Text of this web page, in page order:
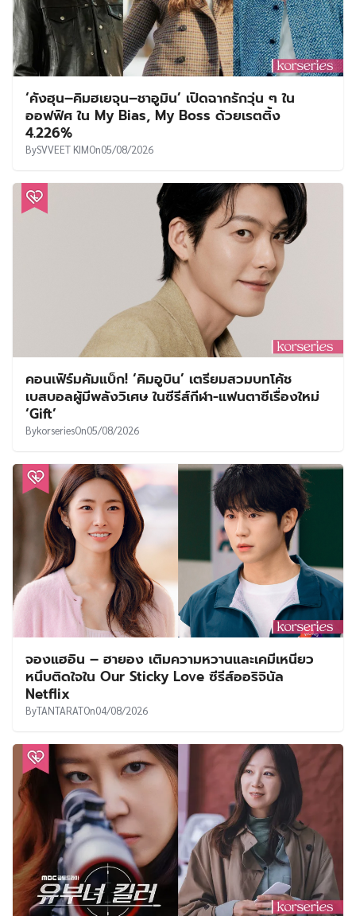
‘คังฮุน–คิมฮเยจุน–ชาอูมิน’ เปิดฉากรักวุ่น ๆ ใน
ออฟฟิศ ใน My Bias, My Boss ด้วยเรตติ้ง
4.226%
BySVVEET KIMOn05/08/2026
คอนเฟิร์มคัมแบ็ก! ‘คิมอูบิน’ เตรียมสวมบทโค้ช
เบสบอลผู้มีพลังวิเศษ ในซีรีส์กีฬา-แฟนตาซีเรื่องใหม่
‘Gift’
BykorseriesOn05/08/2026
จองแฮอิน – ฮายอง เติมความหวานและเคมีเหนียว
หนึบติดใจใน Our Sticky Love ซีรีส์ออริจินัล
Netflix
ByTANTARATOn04/08/2026